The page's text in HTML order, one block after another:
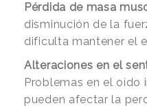
Pérdida de masa
disminución de la
dificulta mantener el
Alteraciones en el
Problemas en el oído
pueden afectar la